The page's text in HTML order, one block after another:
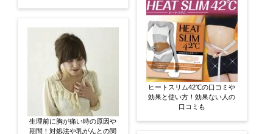
生理前に胸が痛い時の原因や
期間！対処法や乳がんとの関
ヒートスリム42℃の口コミや
効果と使い方！効果ない人の
口コミも